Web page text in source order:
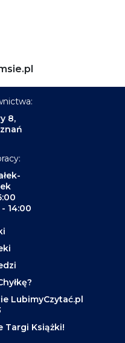
8,
14:00
LubimyCzytać.pl
Targi Książki!